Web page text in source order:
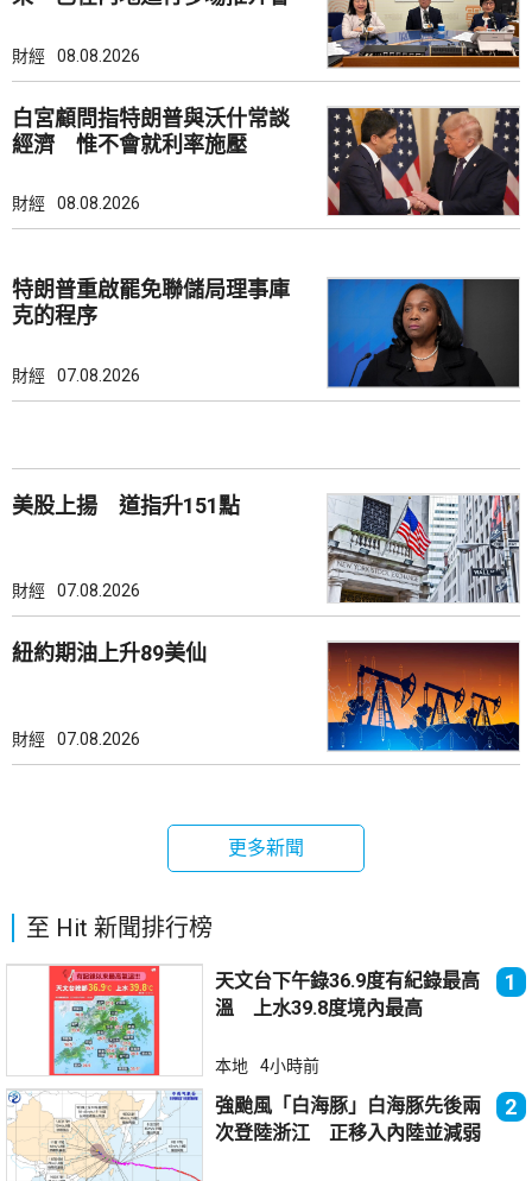
財經 08.08.2026
白宮顧問指特朗普與沃什常談
經濟 惟不會就利率施壓
財經 08.08.2026
特朗普重啟罷免聯儲局理事庫
克的程序
財經 07.08.2026
美股上揚 道指升151點
財經 07.08.2026
紐約期油上升89美仙
財經 07.08.2026
更多新聞
至 Hit 新聞排行榜
天文台下午錄36.9度有紀錄最高
溫 上水39.8度境內最高
1
本地 4小時前
強颱風「白海豚」白海豚先後兩
次登陸浙江 正移入內陸並減弱
2